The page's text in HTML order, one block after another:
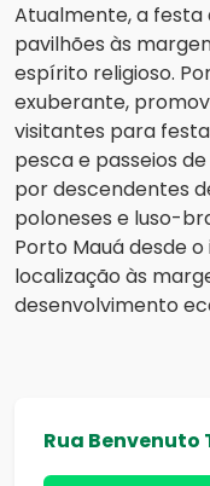
Atualmente, a festa
pavilhões às
espírito religioso.
exuberante,
visitantes para
pesca e passeios
por descendentes
poloneses e luso-
Porto Mauá desde
localização às
desenvolvimento
Rua